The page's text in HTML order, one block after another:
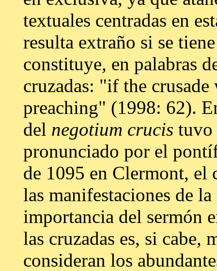
textuales centradas en
resulta extraño si se
constituye, en palabras
cruzadas: "if the
preaching" (1998: 62).
del negotium crucis tuvo
pronunciado por el
de 1095 en Clermont, el
las manifestaciones de
importancia del sermón
las cruzadas es, si cabe,
consideran los